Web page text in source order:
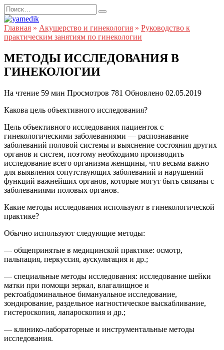
Перейти
к
содержанию
Search
for:
Главная » Акушерство и гинекология » Руководство к
практическим занятиям по гинекологии
МЕТОДЫ ИССЛЕДОВАНИЯ В
ГИНЕКОЛОГИИ
На чтение 59 мин Просмотров 781 Обновлено 02.05.2019
Какова цель объективного исследования?
Цель объективного исследования пациенток с
гинекологическими заболеваниями — распознавание
заболеваний половой системы и выяснение состояния других
органов и систем, поэтому необходимо производить
исследование всего организма женщины, что весьма важно
для выявления сопутствующих заболеваний и нарушений
функций важнейших органов, которые могут быть связаны с
заболеваниями половых органов.
Какие методы исследования используют в гинекологической
практике?
Обычно используют следующие методы:
— общепринятые в медицинской практике: осмотр,
пальпация, перкуссия, аускультация и др.;
— специальные методы исследования: исследование шейки
матки при помощи зеркал, влагалищное и
ректоабдоминальное бимануальное исследование,
зондирование, раздельное иагностическое выскабливание,
гистероскопия, лапароскопия и др.;
— клинико-лабораторные и инструментальные методы
исследования.